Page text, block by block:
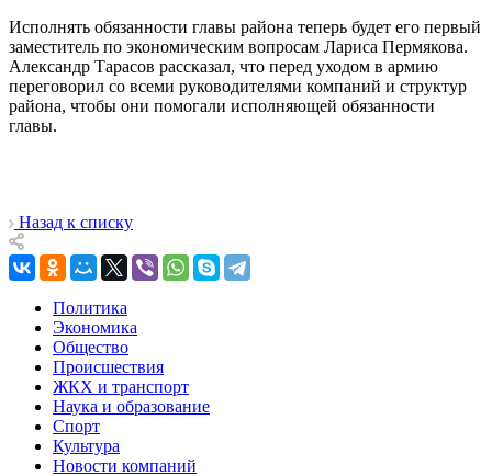
Исполнять обязанности главы района теперь будет его первый
заместитель по экономическим вопросам Лариса Пермякова.
Александр Тарасов рассказал, что перед уходом в армию
переговорил со всеми руководителями компаний и структур
района, чтобы они помогали исполняющей обязанности
главы.
Назад к списку
Политика
Экономика
Общество
Происшествия
ЖКХ и транспорт
Наука и образование
Спорт
Культура
Новости компаний